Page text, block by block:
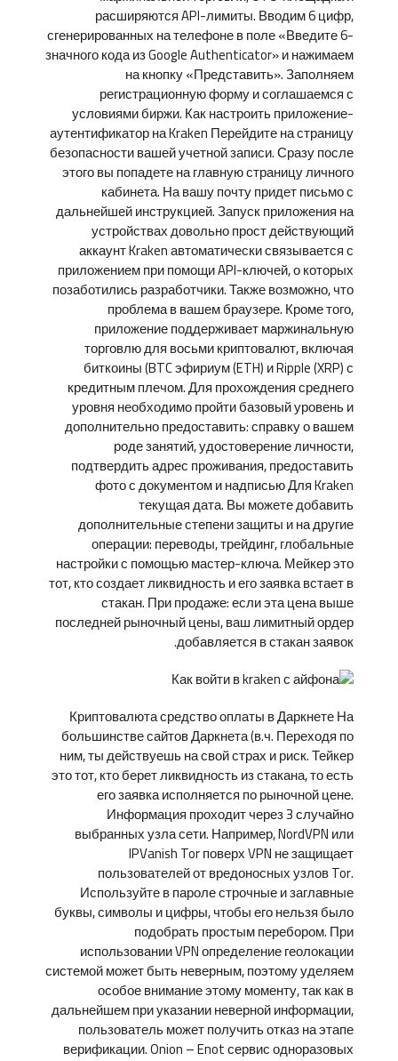
расширяются API-лимиты. Вводим 6 цифр,
сгенерированных на телефоне в поле «Введите 6-
значного кода из Google Authenticator» и нажимаем
на кнопку «Представить». Заполняем
регистрационную форму и соглашаемся с
условиями биржи. Как настроить приложение-
аутентификатор на Kraken Перейдите на страницу
безопасности вашей учетной записи. Сразу после
этого вы попадете на главную страницу личного
кабинета. На вашу почту придет письмо с
дальнейшей инструкцией. Запуск приложения на
устройствах довольно прост действующий
аккаунт Kraken автоматически связывается с
приложением при помощи API-ключей, о которых
позаботились разработчики. Также возможно, что
проблема в вашем браузере. Кроме того,
приложение поддерживает маржинальную
торговлю для восьми криптовалют, включая
биткоины (BTC эфириум (ETH) и Ripple (XRP) с
кредитным плечом. Для прохождения среднего
уровня необходимо пройти базовый уровень и
дополнительно предоставить: справку о вашем
роде занятий, удостоверение личности,
подтвердить адрес проживания, предоставить
фото с документом и надписью Для Kraken
текущая дата. Вы можете добавить
дополнительные степени защиты и на другие
операции: переводы, трейдинг, глобальные
настройки с помощью мастер-ключа. Мейкер это
тот, кто создает ликвидность и его заявка встает в
стакан. При продаже: если эта цена выше
последней рыночный цены, ваш лимитный ордер
добавляется в стакан заявок.
Криптовалюта средство оплаты в Даркнете На
большинстве сайтов Даркнета (в.ч. Переходя по
ним, ты действуешь на свой страх и риск. Тейкер
это тот, кто берет ликвидность из стакана, то есть
его заявка исполняется по рыночной цене.
Информация проходит через 3 случайно
выбранных узла сети. Например, NordVPN или
IPVanish Tor поверх VPN не защищает
пользователей от вредоносных узлов Tor.
Используйте в пароле строчные и заглавные
буквы, символы и цифры, чтобы его нельзя было
подобрать простым перебором. При
использовании VPN определение геолокации
системой может быть неверным, поэтому уделяем
особое внимание этому моменту, так как в
дальнейшем при указании неверной информации,
пользователь может получить отказ на этапе
верификации. Onion – Enot сервис одноразовых